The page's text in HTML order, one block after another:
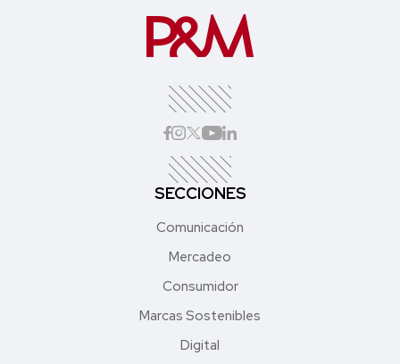
SECCIONES
Comunicación
Mercadeo
Consumidor
Marcas Sostenibles
Digital